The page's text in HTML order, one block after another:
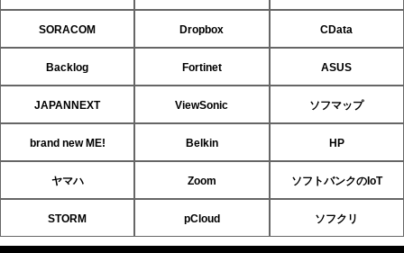
SORACOM Dropbox CData
Backlog Fortinet ASUS
JAPANNEXT ViewSonic ソフマップ
brand new ME! Belkin HP
ヤマハ Zoom ソフトバンクのIoT
STORM pCloud ソフクリ